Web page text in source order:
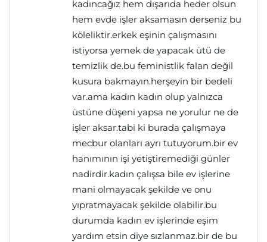
kadıncağız hem dışarıda heder olsun
hem evde işler aksamasın derseniz bu
köleliktir.erkek eşinin çalışmasını
istiyorsa yemek de yapacak ütü de
temizlik de.bu feministlik falan değil
kusura bakmayın.herşeyin bir bedeli
var.ama kadın kadın olup yalnızca
üstüne düşeni yapsa ne yorulur ne de
işler aksar.tabi ki burada çalışmaya
mecbur olanları ayrı tutuyorum.bir ev
hanımının işi yetiştiremediği günler
nadirdir.kadın çalışsa bile ev işlerine
mani olmayacak şekilde ve onu
yıpratmayacak şekilde olabilir.bu
durumda kadın ev işlerinde eşim
yardım etsin diye sızlanmaz.bir de bu